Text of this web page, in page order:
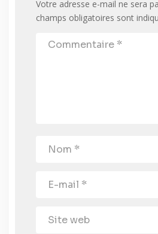
Votre adresse e-mail ne sera
champs obligatoires sont